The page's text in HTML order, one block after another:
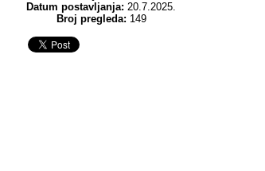
Datum postavljanja: 20.7.2025.
Broj pregleda: 149